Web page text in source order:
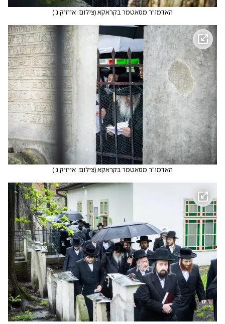
האדמו"ר מסאטמר בקראקא(צילום: אייזיק ג.)
האדמו"ר מסאטמר בקראקא(צילום: אייזיק ג.)